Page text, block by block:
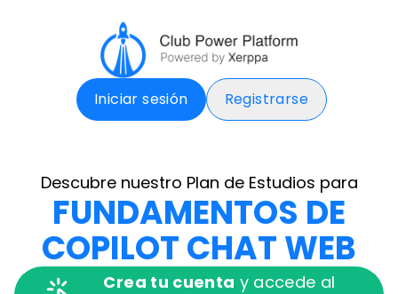
Iniciar sesión Registrarse
Descubre nuestro Plan de Estudios para
FUNDAMENTOS DE
COPILOT CHAT WEB
Crea tu cuenta y accede al